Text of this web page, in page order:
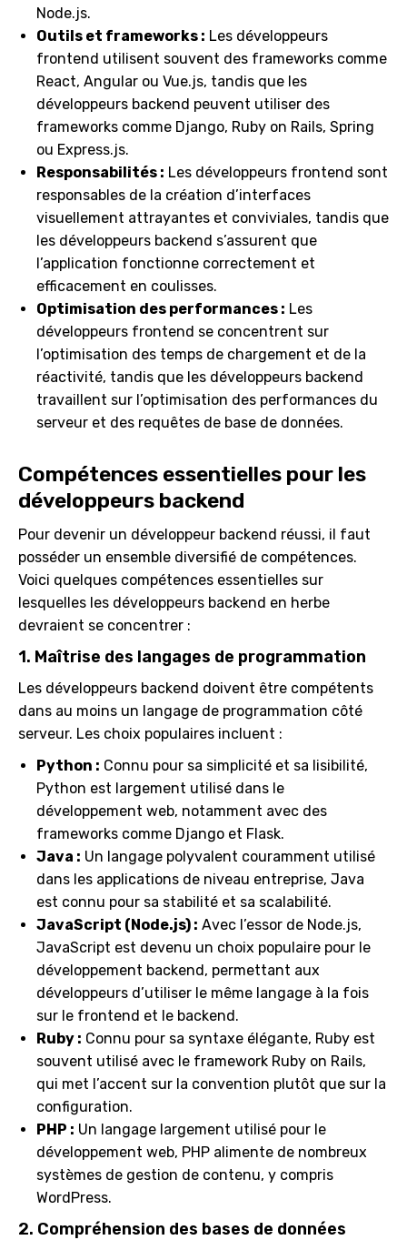
Node.js.
Outils et frameworks : Les développeurs
frontend utilisent souvent des frameworks comme
React, Angular ou Vue.js, tandis que les
développeurs backend peuvent utiliser des
frameworks comme Django, Ruby on Rails, Spring
ou Express.js.
Responsabilités : Les développeurs frontend sont
responsables de la création d’interfaces
visuellement attrayantes et conviviales, tandis que
les développeurs backend s’assurent que
l’application fonctionne correctement et
efficacement en coulisses.
Optimisation des performances : Les
développeurs frontend se concentrent sur
l’optimisation des temps de chargement et de la
réactivité, tandis que les développeurs backend
travaillent sur l’optimisation des performances du
serveur et des requêtes de base de données.
Compétences essentielles pour les
développeurs backend
Pour devenir un développeur backend réussi, il faut
posséder un ensemble diversifié de compétences.
Voici quelques compétences essentielles sur
lesquelles les développeurs backend en herbe
devraient se concentrer :
1. Maîtrise des langages de programmation
Les développeurs backend doivent être compétents
dans au moins un langage de programmation côté
serveur. Les choix populaires incluent :
Python : Connu pour sa simplicité et sa lisibilité,
Python est largement utilisé dans le
développement web, notamment avec des
frameworks comme Django et Flask.
Java : Un langage polyvalent couramment utilisé
dans les applications de niveau entreprise, Java
est connu pour sa stabilité et sa scalabilité.
JavaScript (Node.js) : Avec l’essor de Node.js,
JavaScript est devenu un choix populaire pour le
développement backend, permettant aux
développeurs d’utiliser le même langage à la fois
sur le frontend et le backend.
Ruby : Connu pour sa syntaxe élégante, Ruby est
souvent utilisé avec le framework Ruby on Rails,
qui met l’accent sur la convention plutôt que sur la
configuration.
PHP : Un langage largement utilisé pour le
développement web, PHP alimente de nombreux
systèmes de gestion de contenu, y compris
WordPress.
2. Compréhension des bases de données